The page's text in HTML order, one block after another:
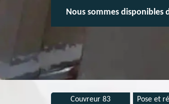
Nous sommes disponibles
Couvreur 83
Pose et